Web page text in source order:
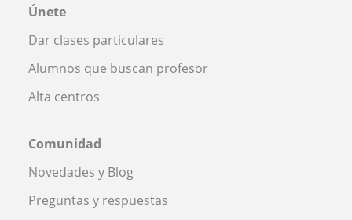
Únete
Dar clases particulares
Alumnos que buscan profesor
Alta centros
Comunidad
Novedades y Blog
Preguntas y respuestas